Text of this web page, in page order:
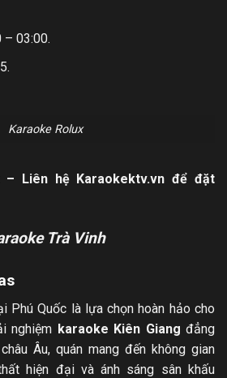
– 03:00.
Karaoke Rolux
– Liên hệ Karaokektv.vn để đặt
Trà Vinh
Phú Quốc là lựa chọn hoàn hảo cho
nghiệm karaoke Kiên Giang đẳng
Âu, quán mang đến không gian
hiện đại và ánh sáng sân khấu